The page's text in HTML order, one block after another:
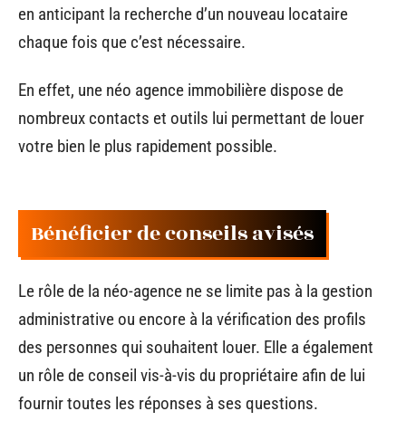
en anticipant la recherche d’un nouveau locataire
chaque fois que c’est nécessaire.
En effet, une néo agence immobilière dispose de
nombreux contacts et outils lui permettant de louer
votre bien le plus rapidement possible.
Bénéficier de conseils avisés
Le rôle de la néo-agence ne se limite pas à la gestion
administrative ou encore à la vérification des profils
des personnes qui souhaitent louer. Elle a également
un rôle de conseil vis-à-vis du propriétaire afin de lui
fournir toutes les réponses à ses questions.